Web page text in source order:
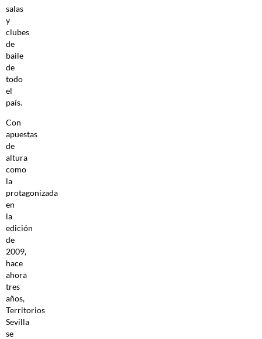
salas
y
clubes
de
baile
de
todo
el
país.
Con
apuestas
de
altura
como
la
protagonizada
en
la
edición
de
2009,
hace
ahora
tres
años,
Territorios
Sevilla
se